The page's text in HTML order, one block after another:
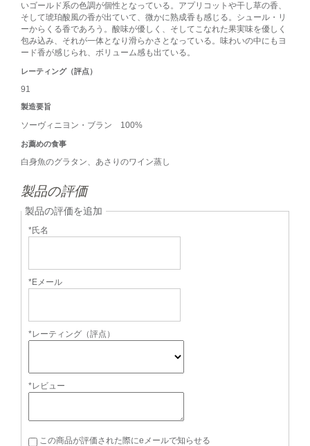
いゴールド系の色調が個性となっている。アプリコットや干し草の香、
そして琥珀酸風の香が出ていて、微かに熟成香も感じる。シュール・リ
ーからくる香であろう。酸味が優しく、そしてこなれた果実味を優しく
包み込み、それが一体となり滑らかさとなっている。味わいの中にもヨ
ード香が感じられ、ボリューム感も出ている。
レーティング（評点）
91
製造要旨
ソーヴィニヨン・ブラン 100%
お薦めの食事
白身魚のグラタン、あさりのワイン蒸し
製品の評価
製品の評価を追加
*氏名
*Eメール
*レーティング（評点）
*レビュー
この商品が評価された際にeメールで知らせる